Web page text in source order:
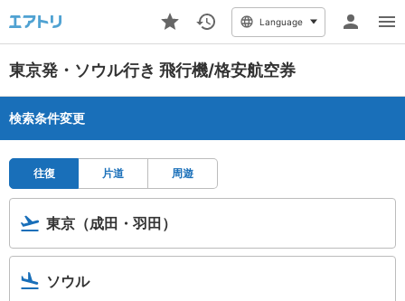
Language
東京発・ソウル行き 飛行機/格安航空券
検索条件変更
往復 片道 周遊
東京（成田・羽田）
ソウル